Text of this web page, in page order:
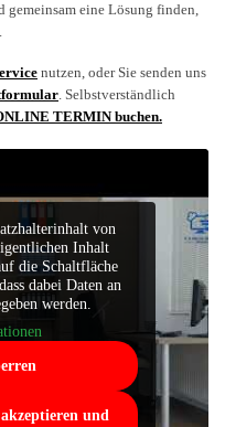
gemeinsam eine Lösung finden,
nutzen, oder Sie senden uns
. Selbstverständlich
TERMIN buchen.
von
Inhalt
die Schaltfläche
dabei Daten an
werden.
und